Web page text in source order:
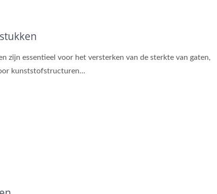
zijn essentieel voor het versterken van de sterkte van gaten,
kunststofstructuren...